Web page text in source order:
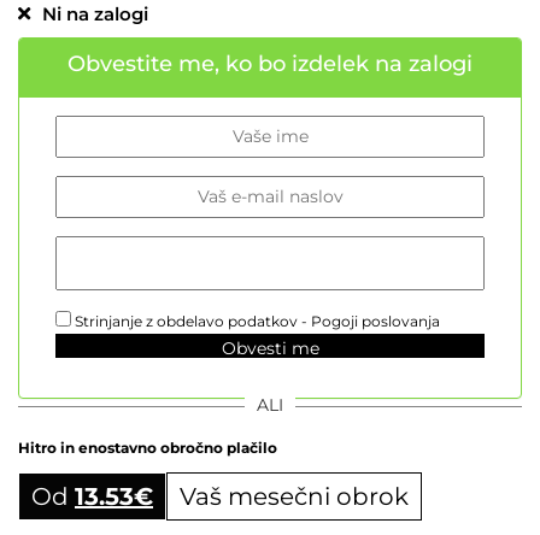
ALI
Hitro in enostavno obročno plačilo
Od 13.53€ Vaš mesečni obrok
Ni na zalogi
Obvestite me, ko bo izdelek na zalogi
Strinjanje z obdelavo podatkov - Pogoji poslovanja
Obvesti me